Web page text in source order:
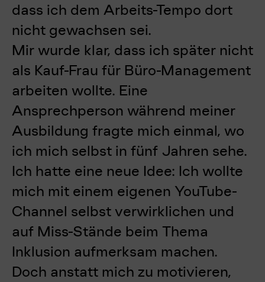
dass ich dem Arbeits-Tempo dort
nicht gewachsen sei.
Mir wurde klar, dass ich später nicht
als Kauf-Frau für Büro-Management
arbeiten wollte. Eine
Ansprechperson während meiner
Ausbildung fragte mich einmal, wo
ich mich selbst in fünf Jahren sehe.
Ich hatte eine neue Idee: Ich wollte
mich mit einem eigenen YouTube-
Channel selbst verwirklichen und
auf Miss-Stände beim Thema
Inklusion aufmerksam machen.
Doch anstatt mich zu motivieren,